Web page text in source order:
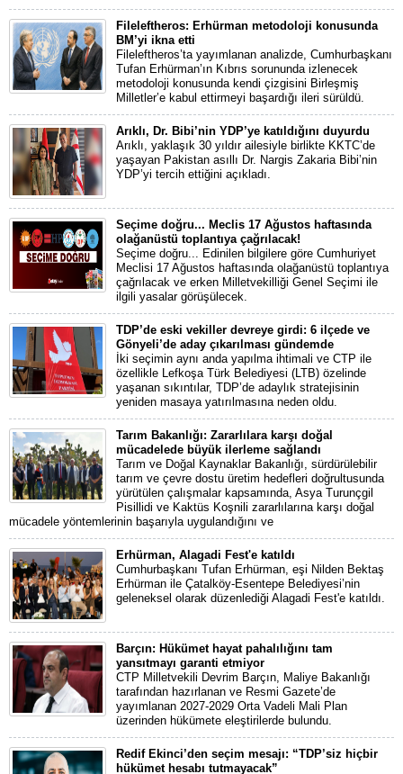
Fileleftheros: Erhürman metodoloji konusunda
BM’yi ikna etti
Fileleftheros’ta yayımlanan analizde, Cumhurbaşkanı
Tufan Erhürman’ın Kıbrıs sorununda izlenecek
metodoloji konusunda kendi çizgisini Birleşmiş
Milletler’e kabul ettirmeyi başardığı ileri sürüldü.
Arıklı, Dr. Bibi’nin YDP’ye katıldığını duyurdu
Arıklı, yaklaşık 30 yıldır ailesiyle birlikte KKTC’de
yaşayan Pakistan asıllı Dr. Nargis Zakaria Bibi’nin
YDP’yi tercih ettiğini açıkladı.
Seçime doğru... Meclis 17 Ağustos haftasında
olağanüstü toplantıya çağrılacak!
Seçime doğru... Edinilen bilgilere göre Cumhuriyet
Meclisi 17 Ağustos haftasında olağanüstü toplantıya
çağrılacak ve erken Milletvekilliği Genel Seçimi ile
ilgili yasalar görüşülecek.
TDP’de eski vekiller devreye girdi: 6 ilçede ve
Gönyeli’de aday çıkarılması gündemde
İki seçimin aynı anda yapılma ihtimali ve CTP ile
özellikle Lefkoşa Türk Belediyesi (LTB) özelinde
yaşanan sıkıntılar, TDP’de adaylık stratejisinin
yeniden masaya yatırılmasına neden oldu.
Tarım Bakanlığı: Zararlılara karşı doğal
mücadelede büyük ilerleme sağlandı
Tarım ve Doğal Kaynaklar Bakanlığı, sürdürülebilir
tarım ve çevre dostu üretim hedefleri doğrultusunda
yürütülen çalışmalar kapsamında, Asya Turunçgil
Pisillidi ve Kaktüs Koşnili zararlılarına karşı doğal
mücadele yöntemlerinin başarıyla uygulandığını ve
Erhürman, Alagadi Fest'e katıldı
Cumhurbaşkanı Tufan Erhürman, eşi Nilden Bektaş
Erhürman ile Çatalköy-Esentepe Belediyesi’nin
geleneksel olarak düzenlediği Alagadi Fest'e katıldı.
Barçın: Hükümet hayat pahalılığını tam
yansıtmayı garanti etmiyor
CTP Milletvekili Devrim Barçın, Maliye Bakanlığı
tarafından hazırlanan ve Resmi Gazete’de
yayımlanan 2027-2029 Orta Vadeli Mali Plan
üzerinden hükümete eleştirilerde bulundu.
Redif Ekinci’den seçim mesajı: “TDP’siz hiçbir
hükümet hesabı tutmayacak”